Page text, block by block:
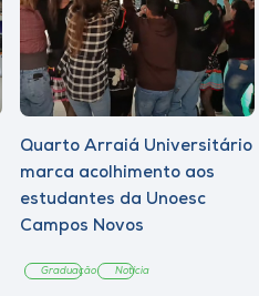
Quarto Arraiá Universitário
marca acolhimento aos
estudantes da Unoesc
Campos Novos
Graduação Notícia